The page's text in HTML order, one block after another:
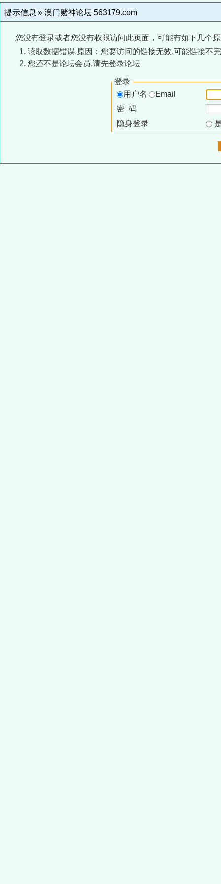
提示信息 » 澳门赌神论坛 563179.com
您没有登录或者您没有权限访问此页面，可能有如下几个
读取数据错误,原因：您要访问的链接无效,可能链接不
您还不是论坛会员,请先登录论坛
登录
用户名
Email
密 码
隐身登录